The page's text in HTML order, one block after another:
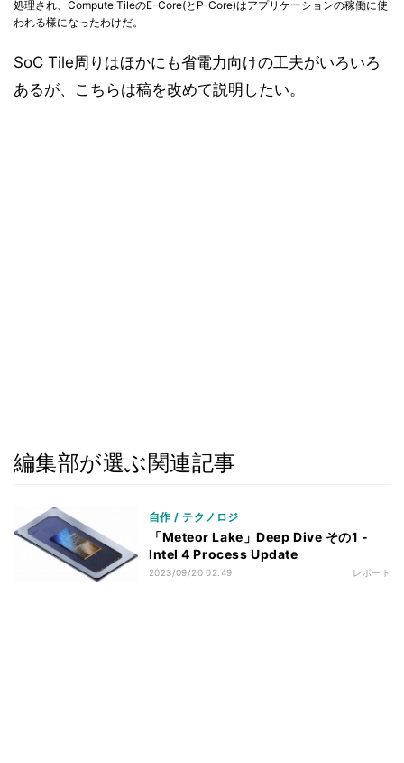
処理され、Compute TileのE-Core(とP-Core)はアプリケーションの稼働に使
われる様になったわけだ。
SoC Tile周りはほかにも省電力向けの工夫がいろいろ
あるが、こちらは稿を改めて説明したい。
編集部が選ぶ関連記事
自作 / テクノロジ
「Meteor Lake」Deep Dive その1 -
Intel 4 Process Update
2023/09/20 02:49 レポート